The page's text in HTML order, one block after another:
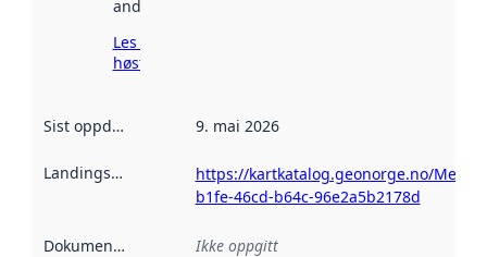
andre steder.
Les mer om
høsting her
Sist oppdatert 9. mai 2026
Landingsside
https://kartkatalog.geonorge.no/
b1fe-46cd-b64c-96e2a5b2178d
Dokumentasjon Ikke oppgitt